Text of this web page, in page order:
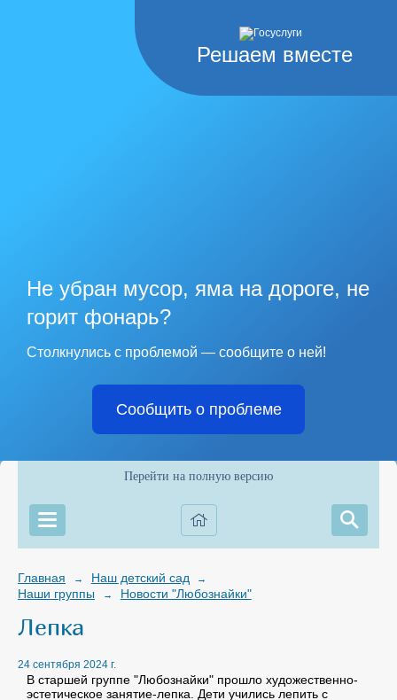
Решаем вместе
Не убран мусор, яма на дороге, не
горит фонарь?
Столкнулись с проблемой — сообщите о ней!
Сообщить о проблеме
Перейти на полную версию
Главная → Наш детский сад →
Наши группы → Новости "Любознайки"
Лепка
24 сентября 2024 г.
В старшей группе "Любознайки" прошло художественно-
эстетическое занятие-лепка. Дети учились лепить с